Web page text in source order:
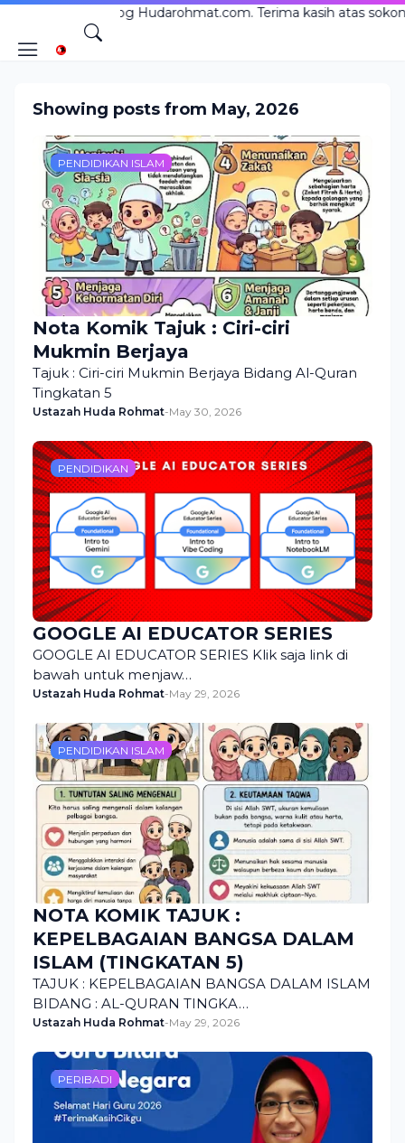
Blog Hudarohmat.com. Terima kasih atas sokongan anda!
Showing posts from May, 2026
PENDIDIKAN ISLAM
Nota Komik Tajuk : Ciri-ciri
Mukmin Berjaya
Tajuk : Ciri-ciri Mukmin Berjaya Bidang Al-Quran
Tingkatan 5
Ustazah Huda Rohmat-May 30, 2026
PENDIDIKAN
GOOGLE AI EDUCATOR SERIES
GOOGLE AI EDUCATOR SERIES Klik saja link di
bawah untuk menjaw…
Ustazah Huda Rohmat-May 29, 2026
PENDIDIKAN ISLAM
NOTA KOMIK TAJUK :
KEPELBAGAIAN BANGSA DALAM
ISLAM (TINGKATAN 5)
TAJUK : KEPELBAGAIAN BANGSA DALAM ISLAM
BIDANG : AL-QURAN TINGKA…
Ustazah Huda Rohmat-May 29, 2026
PERIBADI